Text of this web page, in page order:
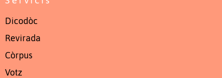
Dicodòc
Revirada
Còrpus
Votz